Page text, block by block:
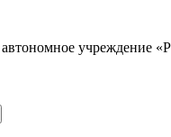
учреждение